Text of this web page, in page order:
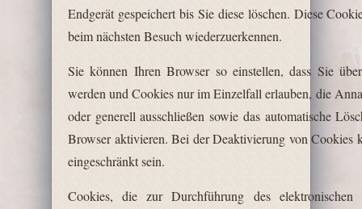
Endgerät gespeichert bis Sie diese löschen. Diese
beim nächsten Besuch wiederzuerkennen.
Sie können Ihren Browser so einstellen, dass Sie
werden und Cookies nur im Einzelfall erlauben, die
oder generell ausschließen sowie das automatische
Browser aktivieren. Bei der Deaktivierung von Cookies
eingeschränkt sein.
Cookies, die zur Durchführung des elektronischen